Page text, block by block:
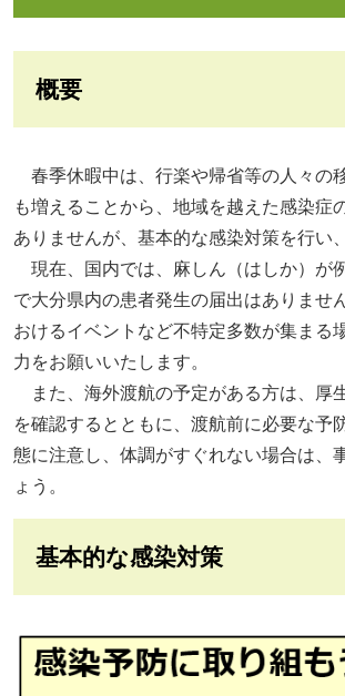
概要
春季休暇中は、行楽や帰省等の人々の
も増えることから、地域を越えた感染症
ありませんが、基本的な感染対策を行い
現在、国内では、麻しん（はしか）が
で大分県内の患者発生の届出はありませ
おけるイベントなど不特定多数が集まる
力をお願いいたします。
また、海外渡航の予定がある方は、厚
を確認するとともに、渡航前に必要な予
態に注意し、体調がすぐれない場合は、
ょう。
基本的な感染対策